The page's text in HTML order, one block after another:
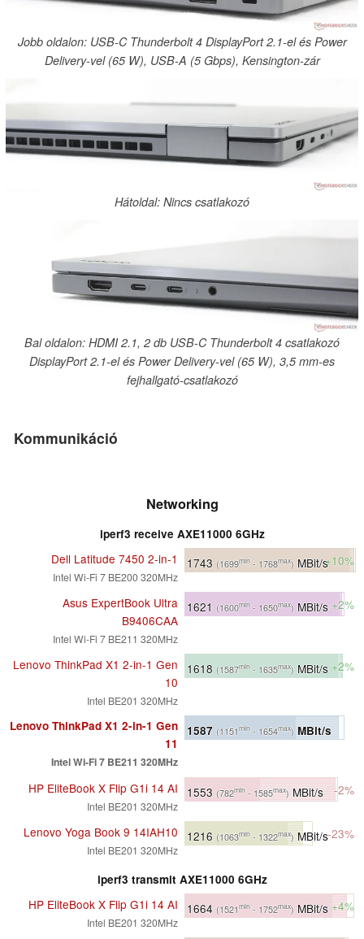
Jobb oldalon: USB-C Thunderbolt 4 DisplayPort 2.1-el és Power
Delivery-vel (65 W), USB-A (5 Gbps), Kensington-zár
Hátoldal: Nincs csatlakozó
Bal oldalon: HDMI 2.1, 2 db USB-C Thunderbolt 4 csatlakozó
DisplayPort 2.1-el és Power Delivery-vel (65 W), 3,5 mm-es
fejhallgató-csatlakozó
Kommunikáció
Networking
iperf3 receive AXE11000 6GHz
Dell Latitude 7450 2-in-1
Intel Wi-Fi 7 BE200 320MHz
1743 (1699min - 1768max) MBit/s+10%
Asus ExpertBook Ultra
B9406CAA
Intel Wi-Fi 7 BE211 320MHz
1621 (1600min - 1650max) MBit/s +2%
Lenovo ThinkPad X1 2-in-1 Gen
10
Intel BE201 320MHz
1618 (1587min - 1635max) MBit/s +2%
Lenovo ThinkPad X1 2-in-1 Gen
11
Intel Wi-Fi 7 BE211 320MHz
1587 (1151min - 1654max)MBit/s
HP EliteBook X Flip G1i 14 AI
Intel BE201 320MHz
1553 (782min - 1585max) MBit/s -2%
Lenovo Yoga Book 9 14IAH10
Intel BE201 320MHz
1216 (1063min - 1322max)MBit/s-23%
iperf3 transmit AXE11000 6GHz
HP EliteBook X Flip G1i 14 AI
Intel BE201 320MHz
1664 (1521min - 1752max) MBit/s +4%